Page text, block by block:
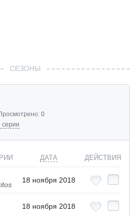
СЕЗОНЫ
0
серии
ДАТА ДЕЙСТВИЯ
18 ноября 2018
18 ноября 2018